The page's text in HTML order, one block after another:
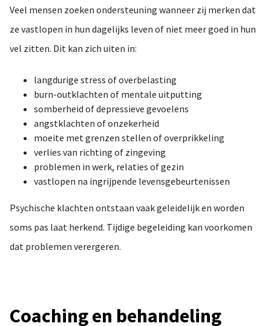
Veel mensen zoeken ondersteuning wanneer zij merken dat
ze vastlopen in hun dagelijks leven of niet meer goed in hun
vel zitten. Dit kan zich uiten in:
langdurige stress of overbelasting
burn-outklachten of mentale uitputting
somberheid of depressieve gevoelens
angstklachten of onzekerheid
moeite met grenzen stellen of overprikkeling
verlies van richting of zingeving
problemen in werk, relaties of gezin
vastlopen na ingrijpende levensgebeurtenissen
Psychische klachten ontstaan vaak geleidelijk en worden
soms pas laat herkend. Tijdige begeleiding kan voorkomen
dat problemen verergeren.
Coaching en behandeling